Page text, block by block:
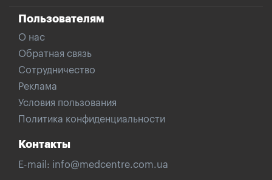
Пользователям
О нас
Обратная связь
Сотрудничество
Реклама
Условия пользования
Политика конфиденциальности
Контакты
E-mail: info@medcentre.com.ua